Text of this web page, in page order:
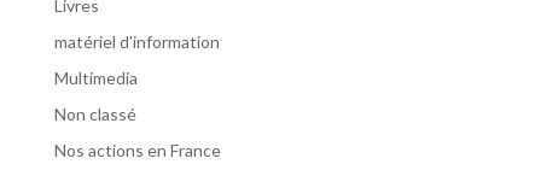
Livres
matériel d'information
Multimedia
Non classé
Nos actions en France